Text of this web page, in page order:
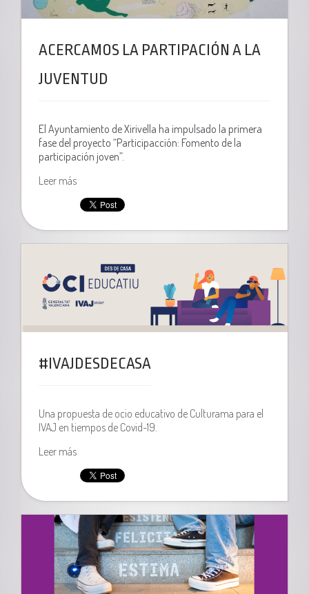
ACERCAMOS LA PARTIPACIÓN A LA
JUVENTUD
El Ayuntamiento de Xirivella ha impulsado la primera
fase del proyecto “Participacción: Fomento de la
participación joven”.
Leer más
#IVAJDESDECASA
Una propuesta de ocio educativo de Culturama para el
IVAJ en tiempos de Covid-19.
Leer más